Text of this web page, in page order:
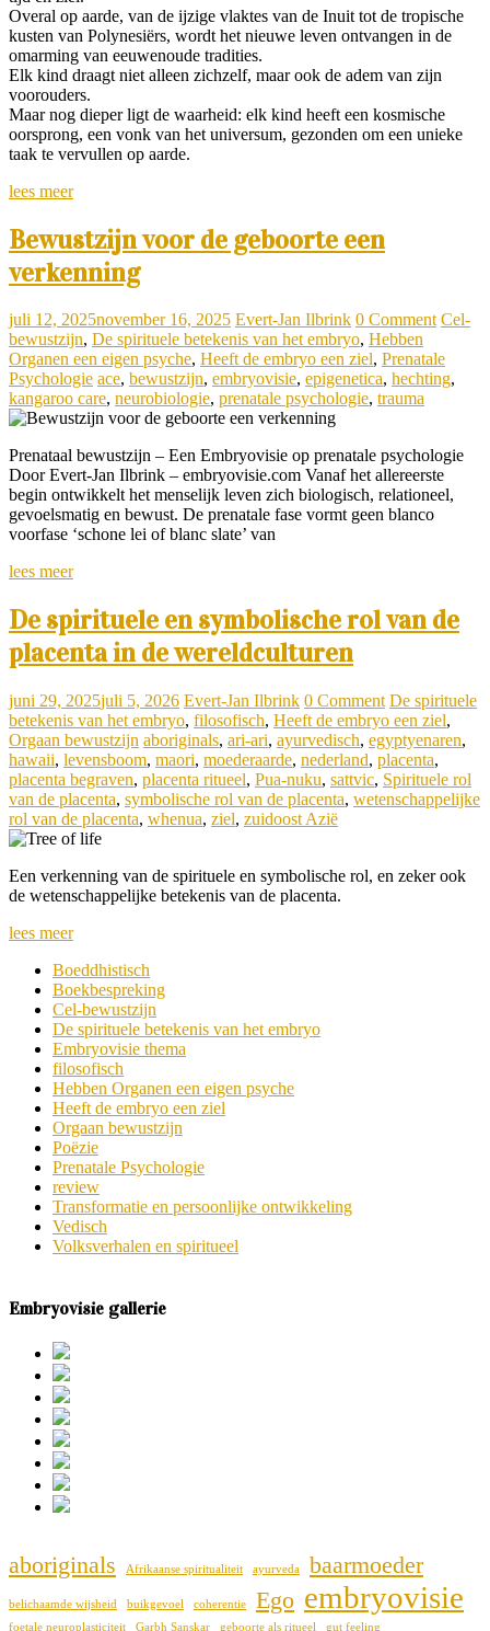
Overal op aarde, van de ijzige vlaktes van de Inuit tot de tropische
kusten van Polynesiërs, wordt het nieuwe leven ontvangen in de
omarming van eeuwenoude tradities.
Elk kind draagt niet alleen zichzelf, maar ook de adem van zijn
voorouders.
Maar nog dieper ligt de waarheid: elk kind heeft een kosmische
oorsprong, een vonk van het universum, gezonden om een unieke
taak te vervullen op aarde.
lees meer
Bewustzijn voor de geboorte een
verkenning
juli 12, 2025november 16, 2025 Evert-Jan Ilbrink 0 Comment Cel-
bewustzijn, De spirituele betekenis van het embryo, Hebben
Organen een eigen psyche, Heeft de embryo een ziel, Prenatale
Psychologie ace, bewustzijn, embryovisie, epigenetica, hechting,
kangaroo care, neurobiologie, prenatale psychologie, trauma
Prenataal bewustzijn – Een Embryovisie op prenatale psychologie
Door Evert-Jan Ilbrink – embryovisie.com Vanaf het allereerste
begin ontwikkelt het menselijk leven zich biologisch, relationeel,
gevoelsmatig en bewust. De prenatale fase vormt geen blanco
voorfase ‘schone lei of blanc slate’ van
lees meer
De spirituele en symbolische rol van de
placenta in de wereldculturen
juni 29, 2025juli 5, 2026 Evert-Jan Ilbrink 0 Comment De spirituele
betekenis van het embryo, filosofisch, Heeft de embryo een ziel,
Orgaan bewustzijn aboriginals, ari-ari, ayurvedisch, egyptyenaren,
hawaii, levensboom, maori, moederaarde, nederland, placenta,
placenta begraven, placenta ritueel, Pua-nuku, sattvic, Spirituele rol
van de placenta, symbolische rol van de placenta, wetenschappelijke
rol van de placenta, whenua, ziel, zuidoost Azië
Een verkenning van de spirituele en symbolische rol, en zeker ook
de wetenschappelijke betekenis van de placenta.
lees meer
Boeddhistisch
Boekbespreking
Cel-bewustzijn
De spirituele betekenis van het embryo
Embryovisie thema
filosofisch
Hebben Organen een eigen psyche
Heeft de embryo een ziel
Orgaan bewustzijn
Poëzie
Prenatale Psychologie
review
Transformatie en persoonlijke ontwikkeling
Vedisch
Volksverhalen en spiritueel
Embryovisie gallerie
aboriginals Afrikaanse spiritualiteit ayurveda baarmoeder
belichaamde wijsheid buikgevoel coherentie Ego embryovisie
foetale neuroplasticiteit Garbh Sanskar geboorte als ritueel gut feeling